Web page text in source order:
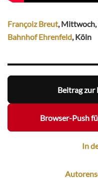
Françoiz Breut, Mittwoch,
Bahnhof Ehrenfeld, Köln
Beitrag zur
Browser-Push
In